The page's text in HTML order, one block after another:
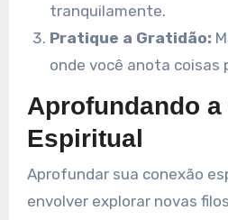
tranquilamente.
Pratique a Gratidão:
onde você anota coisas
Aprofundando a
Espiritual
Aprofundar sua conexão
envolver explorar novas